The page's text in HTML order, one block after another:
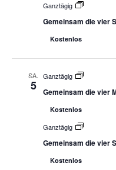
Ganztägig
Gemeinsam die vier
Kostenlos
SA.
5
Ganztägig
Gemeinsam die vier
Kostenlos
Ganztägig
Gemeinsam die vier
Kostenlos